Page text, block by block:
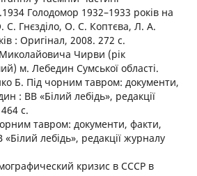
Голодомор 1932–1933 років на
Гнєзділо, О. С. Коптєва, Л. А.
: Оригінал, 2008. 272 с.
Чирви (рік
м. Лебедин Сумської області.
Б. Під чорним тавром: документи,
: ВВ «Білий лебідь», редакції
с.
тавром: документи, факти,
лебідь», редакції журналу
кризис в СССР в